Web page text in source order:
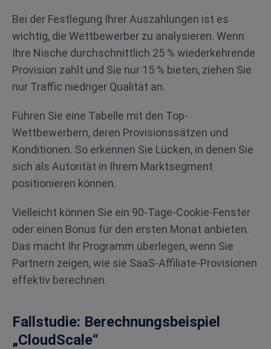
Bei der Festlegung Ihrer Auszahlungen ist es
wichtig, die Wettbewerber zu analysieren. Wenn
Ihre Nische durchschnittlich 25 % wiederkehrende
Provision zahlt und Sie nur 15 % bieten, ziehen Sie
nur Traffic niedriger Qualität an.
Führen Sie eine Tabelle mit den Top-
Wettbewerbern, deren Provisionssätzen und
Konditionen. So erkennen Sie Lücken, in denen Sie
sich als Autorität in Ihrem Marktsegment
positionieren können.
Vielleicht können Sie ein 90-Tage-Cookie-Fenster
oder einen Bonus für den ersten Monat anbieten.
Das macht Ihr Programm überlegen, wenn Sie
Partnern zeigen, wie sie SaaS-Affiliate-Provisionen
effektiv berechnen.
Fallstudie: Berechnungsbeispiel
„CloudScale“